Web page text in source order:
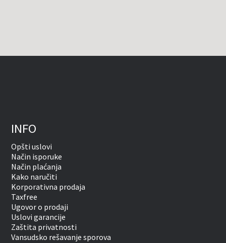
INFO
Opšti uslovi
Način isporuke
Način plaćanja
Kako naručiti
Korporativna prodaja
Taxfree
Ugovor o prodaji
Uslovi garancije
Zaštita privatnosti
Vansudsko rešavanje sporova